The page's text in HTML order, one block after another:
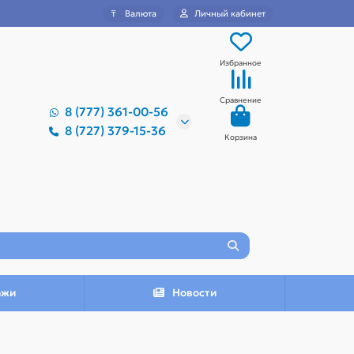
₸ Валюта Личный кабинет
8 (777) 361-00-56
8 (727) 379-15-36
Избранное
Сравнение
Корзина
Новости